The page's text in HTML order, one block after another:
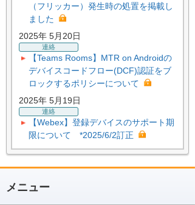
（フリッカー）発生時の処置を掲載し
ました
2025年 5月20日
連絡
【Teams Rooms】MTR on Androidの
デバイスコードフロー(DCF)認証をブ
ロックするポリシーについて
2025年 5月19日
連絡
【Webex】登録デバイスのサポート期
限について *2025/6/2訂正
メニュー